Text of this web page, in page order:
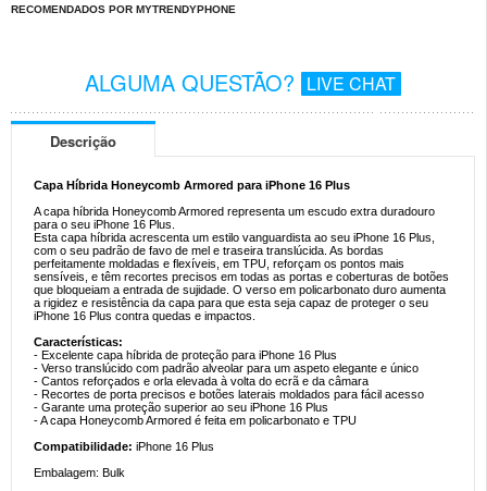
RECOMENDADOS POR MYTRENDYPHONE
ALGUMA QUESTÃO? LIVE CHAT
Descrição
Capa Híbrida Honeycomb Armored para iPhone 16 Plus
A capa híbrida Honeycomb Armored representa um escudo extra duradouro
para o seu iPhone 16 Plus.
Esta capa híbrida acrescenta um estilo vanguardista ao seu iPhone 16 Plus,
com o seu padrão de favo de mel e traseira translúcida. As bordas
perfeitamente moldadas e flexíveis, em TPU, reforçam os pontos mais
sensíveis, e têm recortes precisos em todas as portas e coberturas de botões
que bloqueiam a entrada de sujidade. O verso em policarbonato duro aumenta
a rigidez e resistência da capa para que esta seja capaz de proteger o seu
iPhone 16 Plus contra quedas e impactos.
Características:
- Excelente capa híbrida de proteção para iPhone 16 Plus
- Verso translúcido com padrão alveolar para um aspeto elegante e único
- Cantos reforçados e orla elevada à volta do ecrã e da câmara
- Recortes de porta precisos e botões laterais moldados para fácil acesso
- Garante uma proteção superior ao seu iPhone 16 Plus
- A capa Honeycomb Armored é feita em policarbonato e TPU
Compatibilidade: iPhone 16 Plus
Embalagem: Bulk